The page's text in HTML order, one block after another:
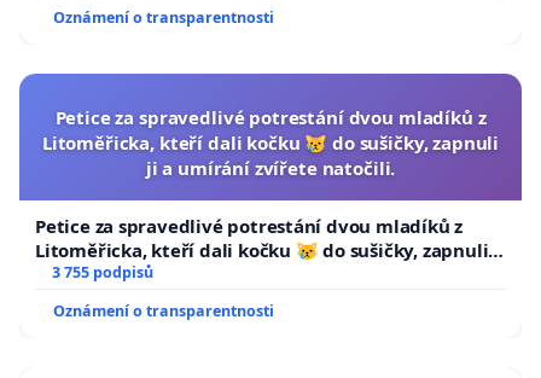
Oznámení o transparentnosti
Petice za spravedlivé potrestání dvou mladíků z
Litoměřicka, kteří dali kočku 😿 do sušičky, zapnuli
ji a umírání zvířete natočili.
Petice za spravedlivé potrestání dvou mladíků z
Litoměřicka, kteří dali kočku 😿 do sušičky, zapnuli ji
a umírání zvířete natočili.
3 755 podpisů
Oznámení o transparentnosti